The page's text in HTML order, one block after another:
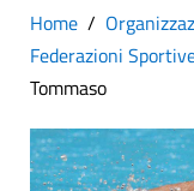
Home
Federazioni
Tommaso